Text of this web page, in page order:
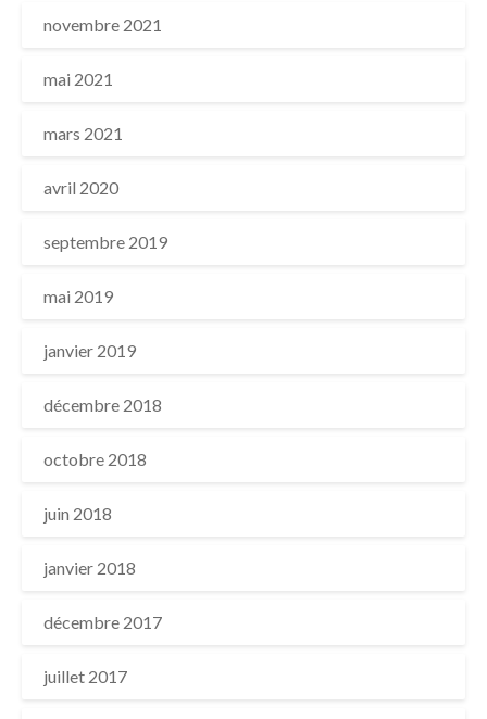
novembre 2021
mai 2021
mars 2021
avril 2020
septembre 2019
mai 2019
janvier 2019
décembre 2018
octobre 2018
juin 2018
janvier 2018
décembre 2017
juillet 2017